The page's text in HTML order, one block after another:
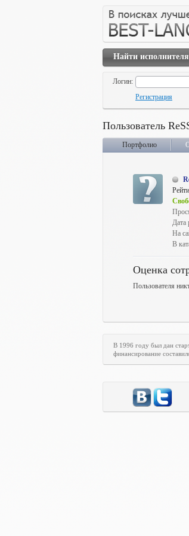
Найти исполнителя
Логин:
Регистрация
Пользователь
Портфолио
Дата
На
В
Оценка
Пользователя
В 1996 году был дан
финансирование